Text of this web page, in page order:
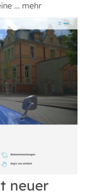
... mehr
neuer